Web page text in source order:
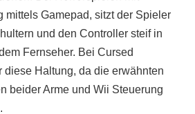
mittels Gamepad, sitzt der Spieler
und den Controller steif in
Fernseher. Bei Cursed
diese Haltung, da die erwähnten
beider Arme und Wii Steuerung